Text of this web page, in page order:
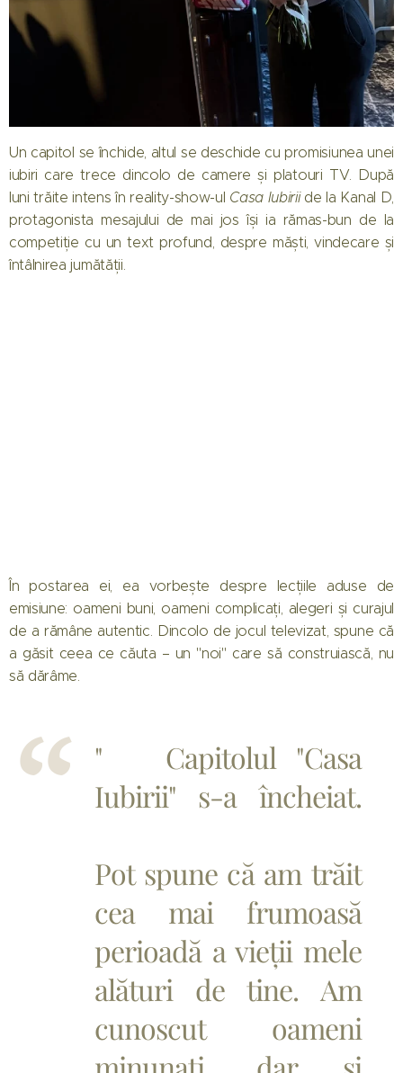
Un capitol se închide, altul se deschide cu promisiunea unei
iubiri care trece dincolo de camere și platouri TV. După
luni trăite intens în reality-show-ul Casa Iubiriide la Kanal D,
protagonista mesajului de mai jos își ia rămas-bun de la
competiție cu un text profund, despre măști, vindecare și
întâlnirea jumătății.
În postarea ei, ea vorbește despre lecțiile aduse de
emisiune: oameni buni, oameni complicați, alegeri și curajul
de a rămâne autentic. Dincolo de jocul televizat, spune că
a găsit ceea ce căuta – un "noi" care să construiască, nu
să dărâme.
"🤍Capitolul "Casa
Iubirii" s-a încheiat.
Pot spune că am trăit
cea mai frumoasă
perioadă a vieții mele
alături de tine. Am
cunoscut oameni